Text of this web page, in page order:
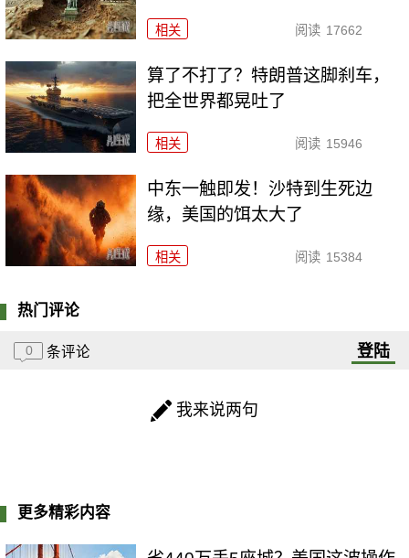
相关 阅读 17662
算了不打了？特朗普这脚刹车，
把全世界都晃吐了
相关 阅读 15946
中东一触即发！沙特到生死边
缘，美国的饵太大了
相关 阅读 15384
热门评论
0 条评论 登陆
我来说两句
更多精彩内容